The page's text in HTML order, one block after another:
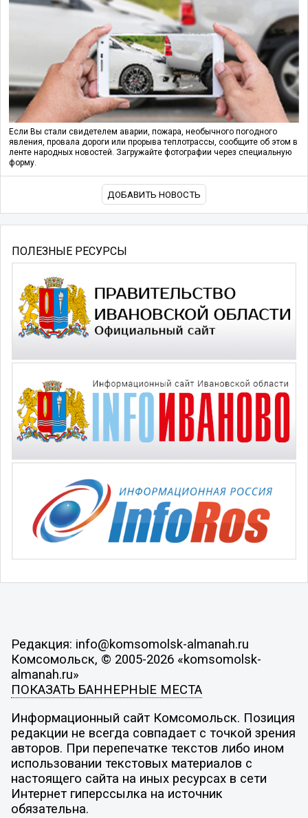
Если Вы стали свидетелем аварии, пожара, необычного погодного
явления, провала дороги или прорыва теплотрассы, сообщите об этом в
ленте народных новостей. Загружайте фотографии через специальную
форму.
ДОБАВИТЬ НОВОСТЬ
ПОЛЕЗНЫЕ РЕСУРСЫ
Редакция: info@komsomolsk-almanah.ru
Комсомольск, © 2005-2026 «komsomolsk-
almanah.ru»
ПОКАЗАТЬ БАННЕРНЫЕ МЕСТА
Информационный сайт Комсомольск. Позиция
редакции не всегда совпадает с точкой зрения
авторов. При перепечатке текстов либо ином
использовании текстовых материалов с
настоящего сайта на иных ресурсах в сети
Интернет гиперссылка на источник
обязательна.